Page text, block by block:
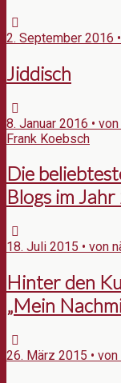
2. September 2016
Jiddisch
8. Januar 2016 •
Frank Koebsch
Die
Blogs im
18. Juli 2015 • von
Hinter den
„Mein
26. März 2015 •